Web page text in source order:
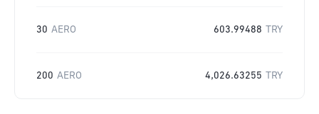
30 AERO 603.99488 TRY
200 AERO 4,026.63255 TRY